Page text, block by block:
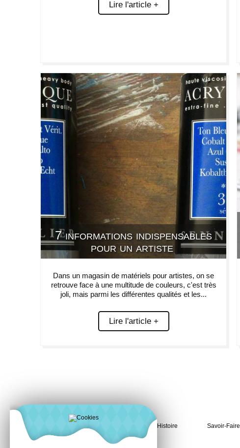
Lire l'article +
7 informations indispensables
pour un artiste
Dans un magasin de matériels pour artistes, on se
retrouve face à une multitude de couleurs, c'est très
joli, mais parmi les différentes qualités et les...
Lire l'article +
Histoire Savoir-Faire